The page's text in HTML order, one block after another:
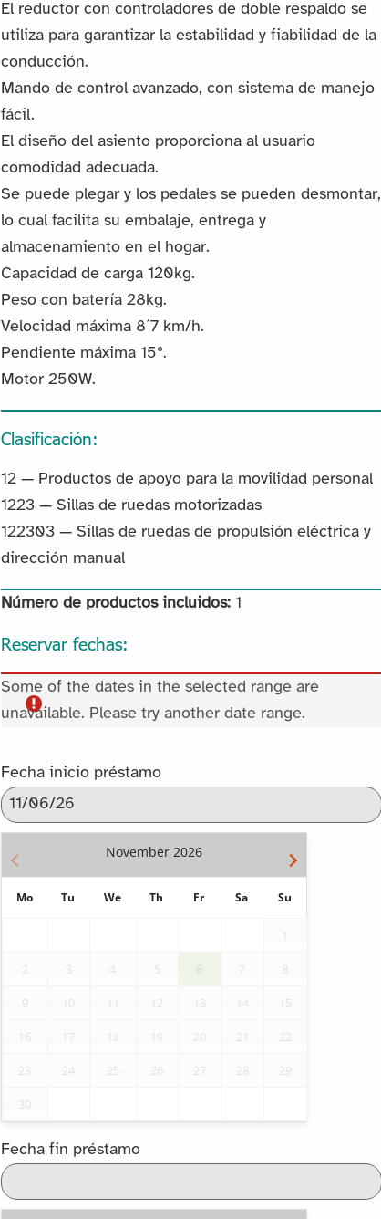
El reductor con controladores de doble respaldo se
utiliza para garantizar la estabilidad y fiabilidad de la
conducción.
Mando de control avanzado, con sistema de manejo
fácil.
El diseño del asiento proporciona al usuario
comodidad adecuada.
Se puede plegar y los pedales se pueden desmontar,
lo cual facilita su embalaje, entrega y
almacenamiento en el hogar.
Capacidad de carga 120kg.
Peso con batería 28kg.
Velocidad máxima 8´7 km/h.
Pendiente máxima 15º.
Motor 250W.
Clasificación:
12 — Productos de apoyo para la movilidad personal
1223 — Sillas de ruedas motorizadas
122303 — Sillas de ruedas de propulsión eléctrica y
dirección manual
Número de productos incluidos:1
Reservar fechas:
Some of the dates in the selected range are
unavailable. Please try another date range.
Fecha inicio préstamo
November 2026
Mo Tu We Th Fr Sa Su
2 3 4 5 6 7 8
9 10 12 13 14 15
16 17 18 19 20 21 22
23 24 25 26 27 28 29
30
Fecha fin préstamo